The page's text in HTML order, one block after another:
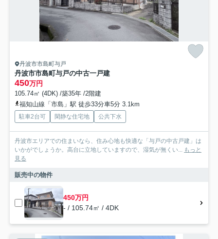
丹波市市島町与戸
丹波市市島町与戸の中古一戸建
450万円
105.74㎡ (4DK) /築35年 /2階建
福知山線「市島」駅 徒歩33分車5分 3.1km
駐車2台可 閑静な住宅地 公共下水
丹波市エリアでの住まいなら、住み心地も快適な「与戸の中古戸建」は
いかがでしょうか。高台に立地していますので、湿気が無くい... もっと
見る
販売中の物件
450万円
- / 105.74㎡ / 4DK